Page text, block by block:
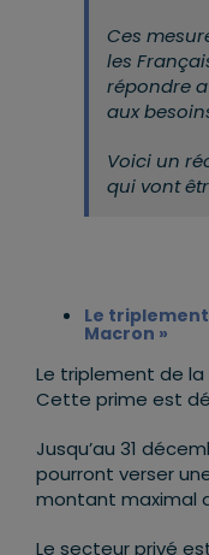
Ces
les
répondre
aux
Voici un
qui vont
Le
Macron »
Le triplement de la
Cette prime est
Jusqu’au 31
pourront verser
montant maximal
Le secteur privé